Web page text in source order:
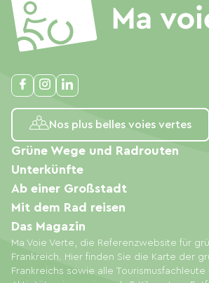
Nos plus belles voies vertes
Ma Voie Verte, die Referenzwebsite für
Frankreich. Hier finden Sie die Karte der
Frankreichs sowie alle
Grüne Wege und Radrouten
Unterkünfte
Ab einer Großstadt
Mit dem Rad reisen
Das Magazin